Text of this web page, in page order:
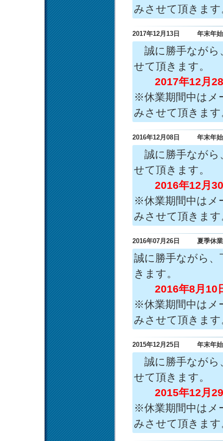
みさせて頂きます
2017年12月13日 年末年
誠に勝手ながら
せて頂きます。
2017年12月28
※休業期間中はメ
みさせて頂きます
2016年12月08日 年末年
誠に勝手ながら
せて頂きます。
2016年12月30
※休業期間中はメ
みさせて頂きます
2016年07月26日 夏季休
誠に勝手ながら
きます。
2016年8月
※休業期間中はメ
みさせて頂きます
2015年12月25日 年末年
誠に勝手ながら
せて頂きます。
2015年12月29
※休業期間中はメ
みさせて頂きます